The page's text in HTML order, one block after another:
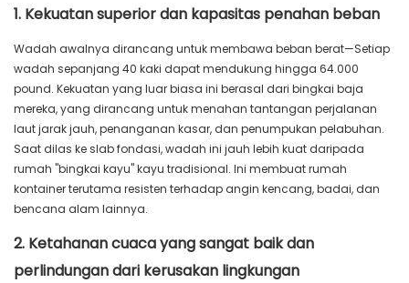
1. Kekuatan superior dan kapasitas penahan beban
Wadah awalnya dirancang untuk membawa beban berat—Setiap
wadah sepanjang 40 kaki dapat mendukung hingga 64.000
pound. Kekuatan yang luar biasa ini berasal dari bingkai baja
mereka, yang dirancang untuk menahan tantangan perjalanan
laut jarak jauh, penanganan kasar, dan penumpukan pelabuhan.
Saat dilas ke slab fondasi, wadah ini jauh lebih kuat daripada
rumah "bingkai kayu" kayu tradisional. Ini membuat rumah
kontainer terutama resisten terhadap angin kencang, badai, dan
bencana alam lainnya.
2. Ketahanan cuaca yang sangat baik dan
perlindungan dari kerusakan lingkungan